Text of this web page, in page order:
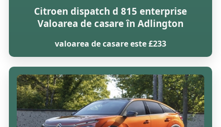
Citroen dispatch d 815 enterprise
Valoarea de casare în Adlington
valoarea de casare este £233